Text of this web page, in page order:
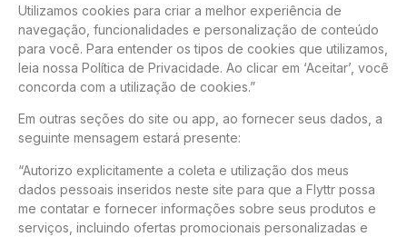
Utilizamos cookies para criar a melhor experiência de
navegação, funcionalidades e personalização de conteúdo
para você. Para entender os tipos de cookies que utilizamos,
leia nossa Política de Privacidade. Ao clicar em ‘Aceitar’, você
concorda com a utilização de cookies.”
Em outras seções do site ou app, ao fornecer seus dados, a
seguinte mensagem estará presente:
“Autorizo explicitamente a coleta e utilização dos meus
dados pessoais inseridos neste site para que a Flyttr possa
me contatar e fornecer informações sobre seus produtos e
serviços, incluindo ofertas promocionais personalizadas e